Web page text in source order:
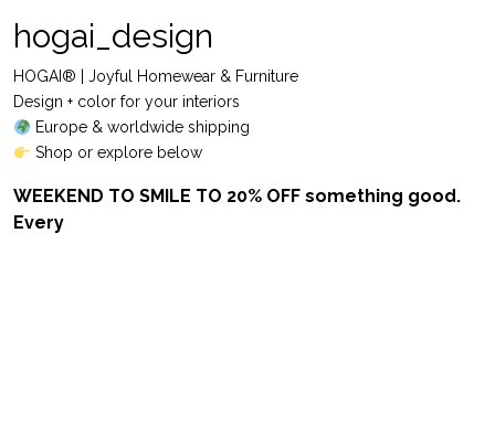
hogai_design
HOGAI® | Joyful Homewear & Furniture
Design + color for your interiors
Europe & worldwide shipping
Shop or explore below
WEEKEND TO SMILE TO 20% OFF something good.
Every